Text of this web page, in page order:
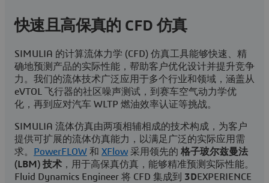
访问 SIMULIA 用户社区
快速且高保真的 CFD 仿真
SIMULIA 的计算流体力学 (CFD) 仿真工具能够快速、精
确地预测产品的实际性能，帮助客户优化设计并提升竞争
力。我们的流体技术广泛应用于多个行业和领域，涵盖从
eVTOL 飞行器的社区噪声测试，到赛车空气动力学优
化，再到应对汽车 WLTP 燃油效率认证等挑战。
SIMULIA 流体仿真由两项相辅相成的技术构成，为客户
提供可扩展的流体仿真能力，以满足广泛的实际应用需
求。
PowerFLOW 和 XFlow 采用领先的 格子玻尔兹曼法
(LBM) 技术 ，用于高保真仿真，能够精准预测实际性能。
Fluid Dynamics Engineer 将 CFD 集成到 3DEXPERIENCE